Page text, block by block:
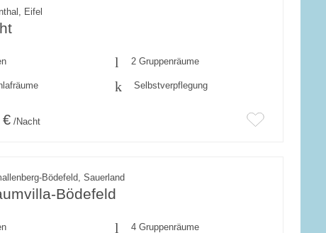
Eifel
2 Gruppenräume
Selbstverpflegung
€ /Nacht
Bödefeld, Sauerland
Bödefeld
4 Gruppenräume